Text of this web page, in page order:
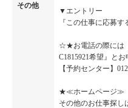
その他
▼エントリー
『この仕事に応募
☆★お電話の際には
C1815921希望』とお
【予約センター】
★≪ホームページ≫
その他のお仕事探し